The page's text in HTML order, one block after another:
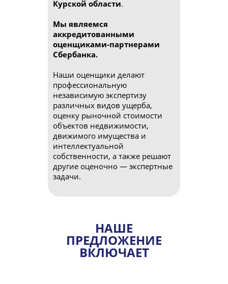
Курской области.
Мы являемся
аккредитованными
оценщиками-партнерами
Сбербанка.
Наши оценщики делают
профессиональную
независимую экспертизу
различных видов ущерба,
оценку рыночной стоимости
объектов недвижимости,
движимого имущества и
интеллектуальной
собственности, а также решают
другие оценочно — экспертные
задачи.
НАШЕ
ПРЕДЛОЖЕНИЕ
ВКЛЮЧАЕТ